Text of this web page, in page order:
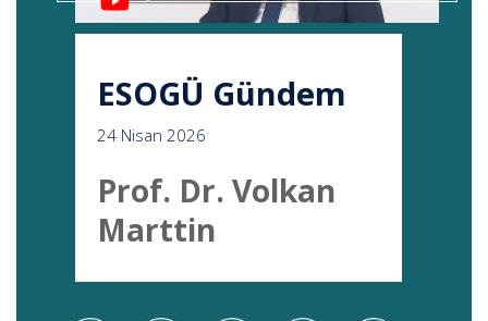
ESOGÜ Gündem
24 Nisan 2026
Prof. Dr. Volkan
Marttin